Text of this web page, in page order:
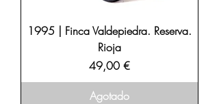
1995 | Finca Valdepiedra. Reserva.
Rioja
Precio
49,00 €
Agotado